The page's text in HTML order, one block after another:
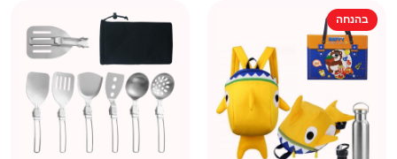
המקורי
היה:
₪129.
הנוכחי
הוא:
₪119.
היה:
₪131.
הוא:
₪119.
בהנחה